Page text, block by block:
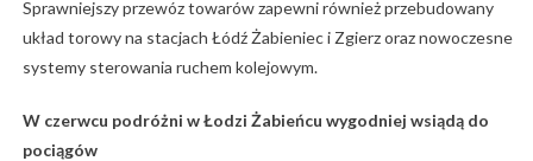
Sprawniejszy przewóz towarów zapewni również przebudowany
układ torowy na stacjach Łódź Żabieniec i Zgierz oraz nowoczesne
systemy sterowania ruchem kolejowym.
W czerwcu podróżni w Łodzi Żabieńcu wygodniej wsiądą do
pociągów